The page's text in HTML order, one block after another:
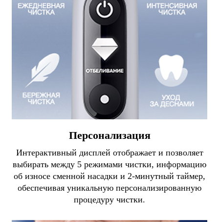
Персонализация
Интерактивный дисплей отображает и позволяет
выбирать между 5 режимами чистки, информацию
об износе сменной насадки и 2-минутный таймер,
обеспечивая уникальную персонализированную
процедуру чистки.